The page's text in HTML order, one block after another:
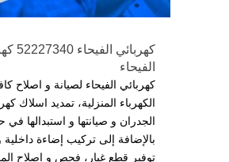
الفيحاء
كهربائي الفيحاء لصيانة و اصلاح
الكهرباء المنزلية، تمديد اسلاك
الجدران و صيانتها و استبدالها في
بالإضافة إلى تركيب إضاءة
توفير قطع غيار، فحص و اصلاح